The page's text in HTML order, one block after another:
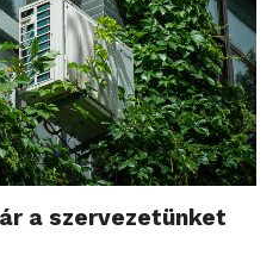
a szervezetünket